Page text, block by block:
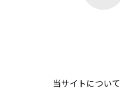
当サイトについて